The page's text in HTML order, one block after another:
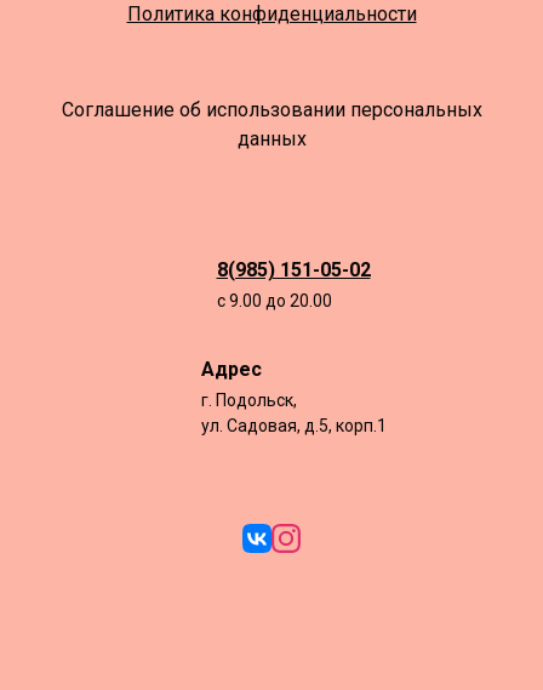
Политика конфиденциальности
Соглашение об использовании персональных
данных
8(985) 151-05-02
с 9.00 до 20.00
Адрес
г. Подольск,
ул. Садовая, д.5, корп.1